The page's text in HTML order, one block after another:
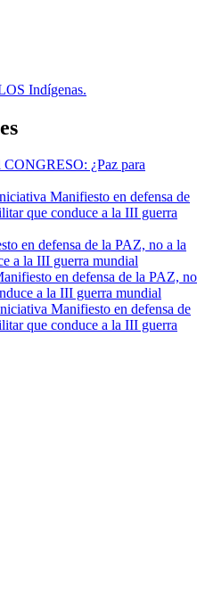
Indígenas.
CONGRESO: ¿Paz para
Manifiesto en defensa de
que conduce a la III guerra
en defensa de la PAZ, no a la
a la III guerra mundial
en defensa de la PAZ, no
a la III guerra mundial
Manifiesto en defensa de
que conduce a la III guerra